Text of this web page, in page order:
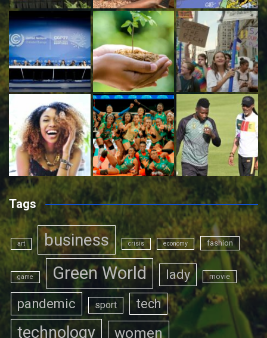
Tags
art business crisis economy fashion
game Green World lady movie
pandemic sport tech
technology women